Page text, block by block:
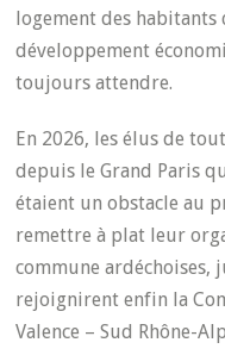
logement des
développement
toujours attendre.
En 2026, les élus de
depuis le Grand Paris
étaient un obstacle au
remettre à plat leur
commune ardéchoises,
rejoignirent enfin la
Valence – Sud Rhône-